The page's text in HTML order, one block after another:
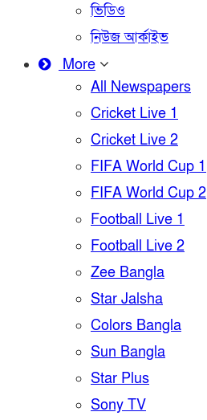
ভিডিও
নিউজ আর্কাইভ
More
All Newspapers
Cricket Live 1
Cricket Live 2
FIFA World Cup 1
FIFA World Cup 2
Football Live 1
Football Live 2
Zee Bangla
Star Jalsha
Colors Bangla
Sun Bangla
Star Plus
Sony TV